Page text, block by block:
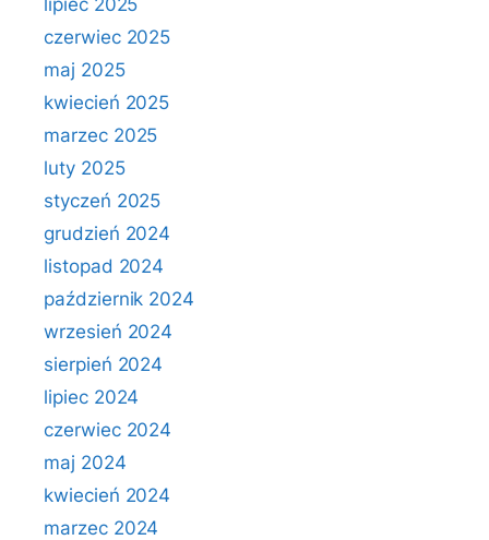
lipiec 2025
czerwiec 2025
maj 2025
kwiecień 2025
marzec 2025
luty 2025
styczeń 2025
grudzień 2024
listopad 2024
październik 2024
wrzesień 2024
sierpień 2024
lipiec 2024
czerwiec 2024
maj 2024
kwiecień 2024
marzec 2024